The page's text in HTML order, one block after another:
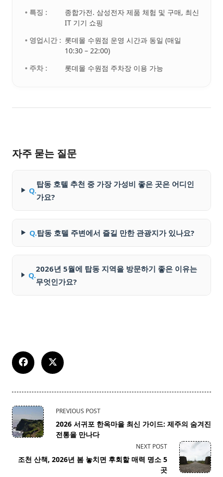
• 특징 :
종합가전. 삼성전자 제품 체험 및 구매, 최신
IT 기기 쇼핑
• 영업시간 : 롯데몰 수원점 운영 시간과 동일 (매일
10:30 – 22:00)
• 주차 :
롯데몰 수원점 주차장 이용 가능
자주 묻는 질문
Q.
탑동 호텔 추천 중 가장 가성비 좋은 곳은 어디인
가요?
Q.탑동 호텔 주변에서 즐길 만한 관광지가 있나요?
Q.
2026년 5월에 탑동 지역을 방문하기 좋은 이유는
무엇인가요?
<span
class="nav-
subtitle
reader-
PREVIOUS POST
2026 서귀포 한옥마을 최신 가이드: 제주의 숨겨진
전통을 만나다
NEXT POST
조천 산책, 2026년 봄 놓치면 후회할 매력 명소 5
곳